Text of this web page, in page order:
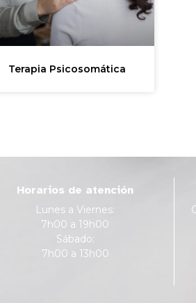
Terapia Psicosomática
Horarios de atención
Lunes a Viernes:
7h00 a 19h00
Sábado:
7h00 a 13h00